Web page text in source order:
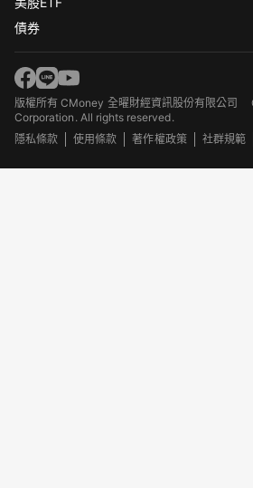
債券
版權所有 CMoney 全曜財經資訊股份有限公司
Corporation. All rights reserved.
隱私條款
使用條款 著作權政策 社群規範